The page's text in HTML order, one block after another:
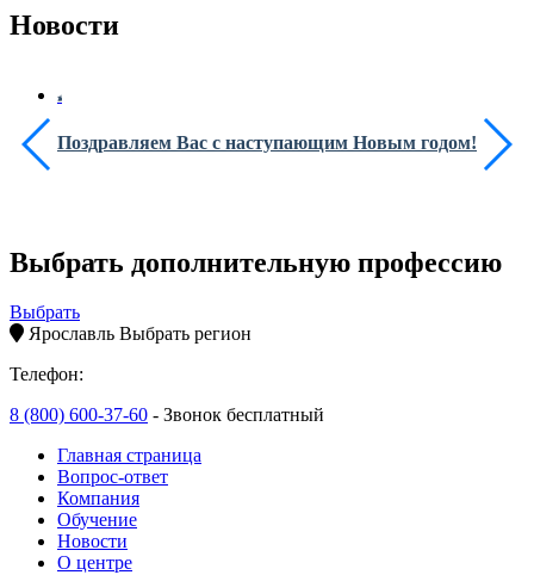
Новости
Поздравляем Вас с наступающим Новым годом!
Выбрать дополнительную профессию
Выбрать
Ярославль Выбрать регион
Телефон:
8 (800) 600-37-60 - Звонок бесплатный
Главная страница
Вопрос-ответ
Компания
Обучение
Новости
О центре